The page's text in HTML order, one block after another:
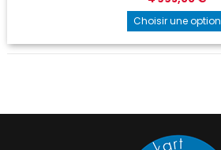
Choisir une option